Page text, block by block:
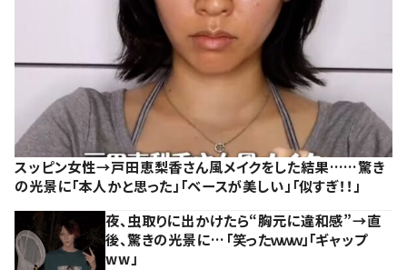
スッピン女性→戸田恵梨香さん風メイクをした結果……驚き
の光景に「本人かと思った」「ベースが美しい」「似すぎ！！」
夜、虫取りに出かけたら“胸元に違和感”→直
後、驚きの光景に…「笑ったｗｗｗ」「ギャップ
ww」